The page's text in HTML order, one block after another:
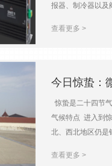
报器、制冷器以及
与观察方案时选择
采集器可作为第
记)更改端口状态
面板上的显示器
器。数据存储 数
量，控制及数据存
查看更多 >
今日惊蛰：
惊蛰是二十四节
气候特点 进入到
北、西北地区仍
蛰时节，人们可以
查看更多 >